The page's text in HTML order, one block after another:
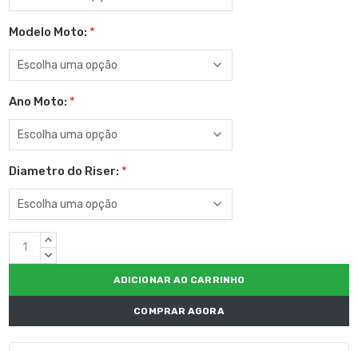
Modelo Moto: *
Ano Moto: *
Diametro do Riser: *
EstoqueQUANTIDADE
CRESCENTE:
QUANTIDADE
COMPRAR AGORA